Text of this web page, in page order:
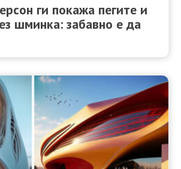
ги покажа пегите и
шминка: забавно е да